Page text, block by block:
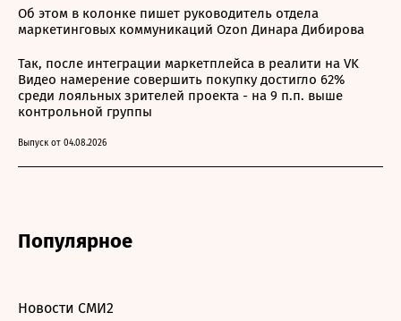
Об этом в колонке пишет руководитель отдела
маркетинговых коммуникаций Ozon Динара Дибирова
Так, после интеграции маркетплейса в реалити на VK
Видео намерение совершить покупку достигло 62%
среди лояльных зрителей проекта - на 9 п.п. выше
контрольной группы
Выпуск от 04.08.2026
Популярное
Новости СМИ2